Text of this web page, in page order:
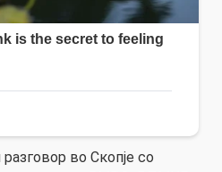
во Скопје со